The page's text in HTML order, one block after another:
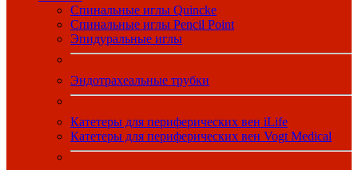
Спинальные иглы Quincke
Спинальные иглы Pencil Point
Эпидуральные иглы
Эндотрахеальные трубки
Катетеры для периферических вен iLife
Катетеры для периферических вен Vogt Medical